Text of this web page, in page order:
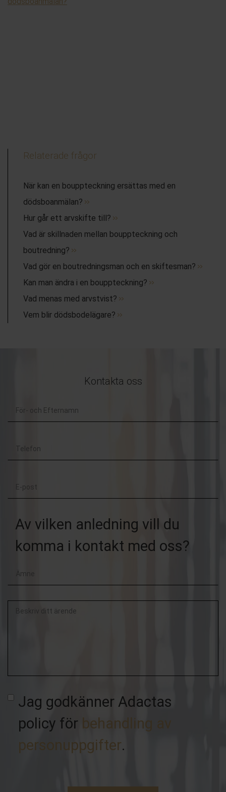
Relaterade frågor
När kan en bouppteckning ersättas med en
dödsboanmälan?
Hur går ett arvskifte till?
Vad är skillnaden mellan bouppteckning och
boutredning?
Vad gör en boutredningsman och en skiftesman?
Kan man ändra i en bouppteckning?
Vad menas med arvstvist?
Vem blir dödsbodelägare?
Kontakta oss
För-
Efternamn
Telefon
E-
Av vilken anledning vill du
komma i kontakt med oss?
Beskriv
Jag godkänner Adactas
policy för behandling av
personuppgifter.